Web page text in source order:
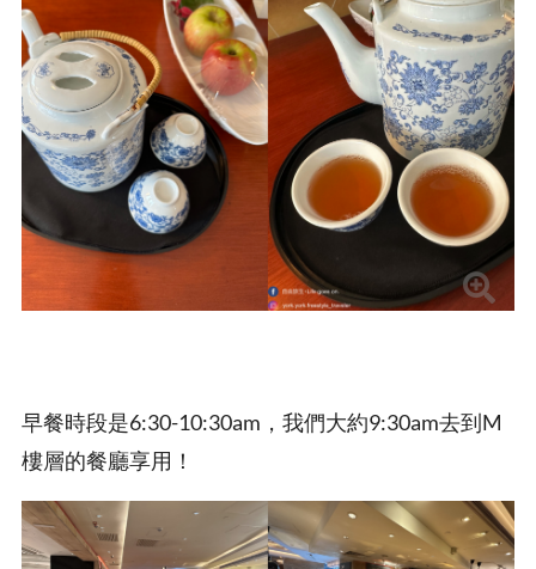
早餐時段是6:30-10:30am，我們大約9:30am去到M
樓層的餐廳享用！